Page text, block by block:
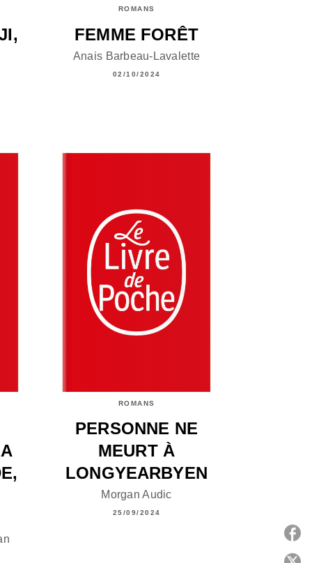
ROMANS
FEMME FORÊT
Anais Barbeau-Lavalette
02/10/2024
ROMANS
PERSONNE NE
MEURT À
LONGYEARBYEN
Morgan Audic
25/09/2024